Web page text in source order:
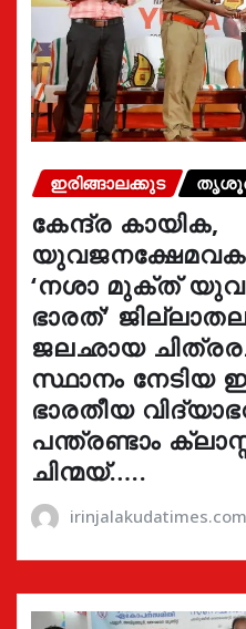
ഇരിങ്ങാലക്കുട
കേന്ദ്ര കായിക,
‘നശാ മുക്ത്
ഭാരത്’
ജലഛായ
സ്ഥാനം നേടിയ
ഭാരതീയ
പന്ത്രണ്ടാം
ചിന്മയ്…..
irinjalakudatimes.com